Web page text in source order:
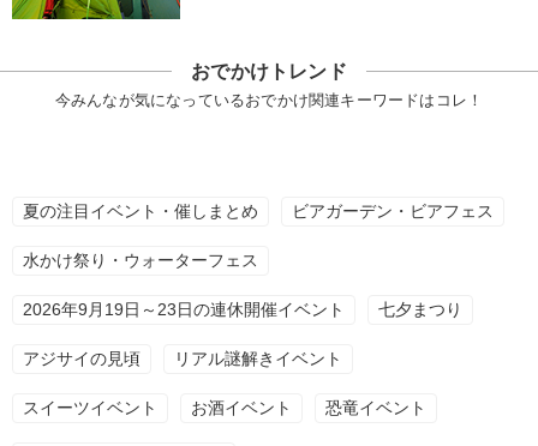
おでかけトレンド
今みんなが気になっているおでかけ関連キーワードはコレ！
夏の注目イベント・催しまとめ ビアガーデン・ビアフェス
水かけ祭り・ウォーターフェス
2026年9月19日～23日の連休開催イベント 七夕まつり
アジサイの見頃 リアル謎解きイベント
スイーツイベント お酒イベント 恐竜イベント